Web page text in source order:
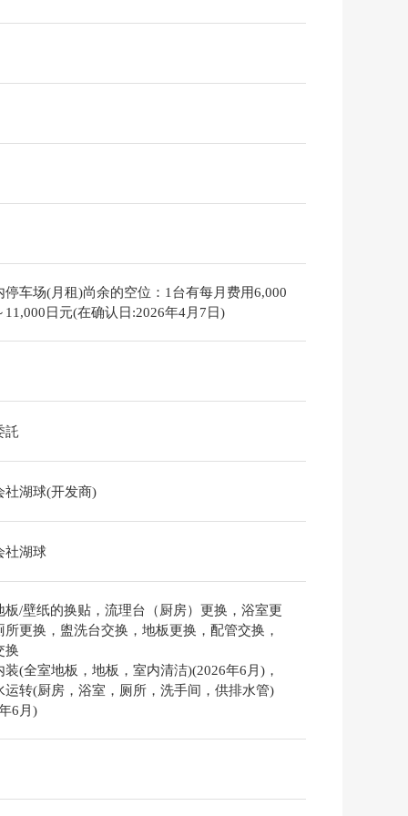
停车场(月租)尚余的空位：1台有每月费用6,000
11,000日元(在确认日:2026年4月7日)
託
社湖球(开发商)
社湖球
板/壁纸的换贴，流理台（厨房）更换，浴室更
所更换，盥洗台交换，地板更换，配管交换，
换
装(全室地板，地板，室内清洁)(2026年6月)，
运转(厨房，浴室，厕所，洗手间，供排水管)
6月)